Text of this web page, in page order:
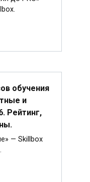
обучения
и
Рейтинг,
— Skillbox